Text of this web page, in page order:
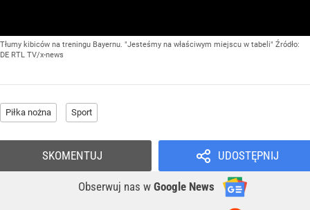
Tłumy kibiców na treningu Bayernu. "Jesteśmy na właściwym miejscu w tabeli" Źródło:
DE RTL TV/x-news
Piłka nożna Sport
UDOSTĘPNIJ
Obserwuj nas w Google News
SKOMENTUJ